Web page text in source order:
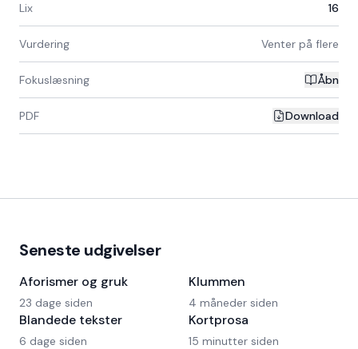
Lix 16
Vurdering Venter på flere
Fokuslæsning Åbn
PDF Download
Seneste udgivelser
Aforismer og gruk
23 dage siden
Blandede tekster
6 dage siden
Klummen
4 måneder siden
Kortprosa
15 minutter siden